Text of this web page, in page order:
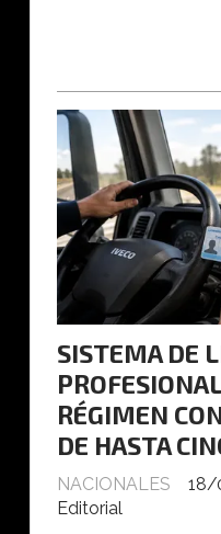
SISTEMA DE
RÉGIMEN
DE HASTA
Editorial
NACIONALES 18/